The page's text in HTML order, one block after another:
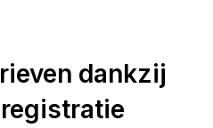
dankzij